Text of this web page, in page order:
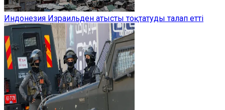
Индонезия Израильден атысты тоқтатуды талап етті